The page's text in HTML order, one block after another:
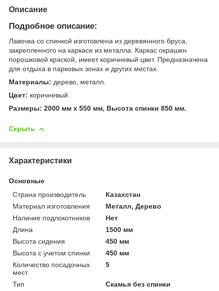
Описание
Подробное описание:
Лавочка со спинкой изготовлена из деревянного бруса,
закрепленного на каркасе из металла. Каркас окрашен
порошковой краской, имеет коричневый цвет. Предназначена
для отдыха в парковых зонах и других местах.
Материалы: дерево, металл.
Цвет: коричневый.
Размеры: 2000 мм х 550 мм, Высота спинки 850 мм.
Скрыть
Характеристики
Основные
Страна производитель
Казахстан
Материал изготовления
Металл, Дерево
Наличие подлокотников
Нет
Длина
1500 мм
Высота сидения
450 мм
Высота с учетом спинки
450 мм
Количество посадочных
мест
5
Тип
Скамья без спинки